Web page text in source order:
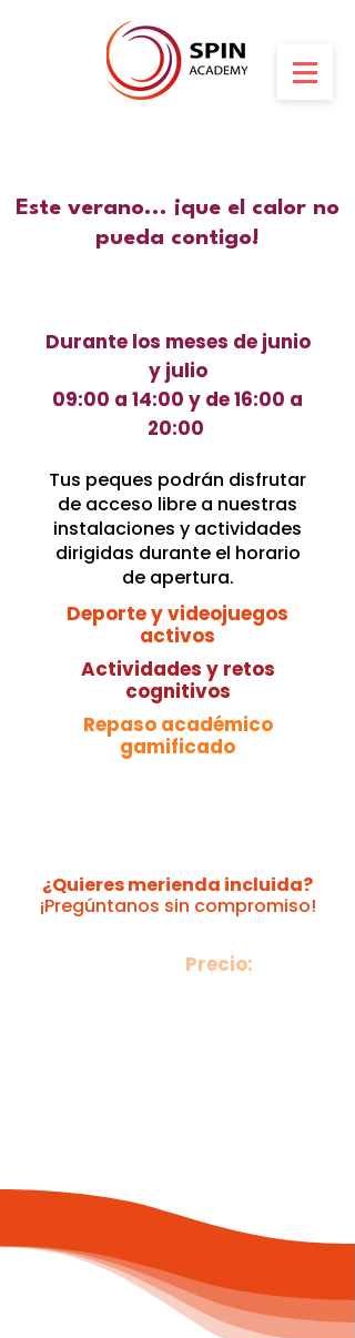
Este verano... ¡que el calor no
pueda contigo!
Durante los meses de junio
y julio
09:00 a 14:00 y de 16:00 a
20:00
Tus peques podrán disfrutar
de acceso libre a nuestras
instalaciones y actividades
dirigidas durante el horario
de apertura.
Deporte y videojuegos
activos
Actividades y retos
cognitivos
Repaso académico
gamificado
¿Quieres merienda incluida?
¡Pregúntanos sin compromiso!
Precio: